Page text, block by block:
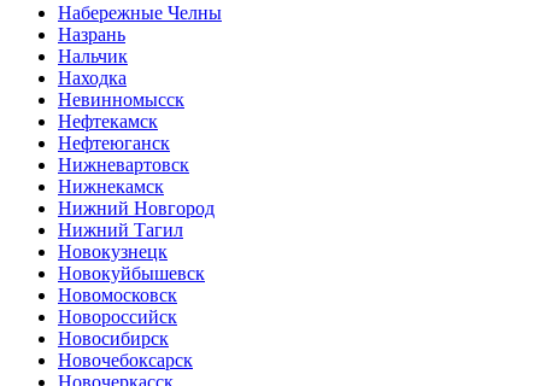
Набережные Челны
Назрань
Нальчик
Находка
Невинномысск
Нефтекамск
Нефтеюганск
Нижневартовск
Нижнекамск
Нижний Новгород
Нижний Тагил
Новокузнецк
Новокуйбышевск
Новомосковск
Новороссийск
Новосибирск
Новочебоксарск
Новочеркасск